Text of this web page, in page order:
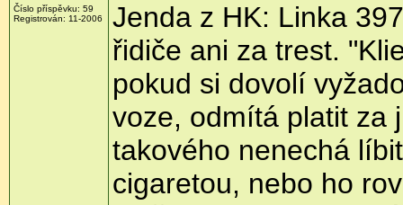
Číslo příspěvku: 59
Registrován: 11-2006
Jenda z HK: Linka
řidiče ani za trest.
pokud si dovolí
voze, odmítá platit za
takového nenechá
cigaretou, nebo ho